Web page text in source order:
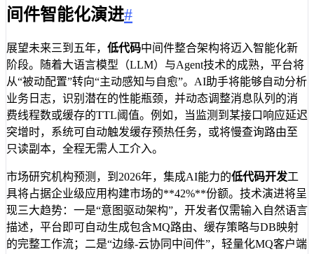
间件智能化演进#
展望未来三到五年， 低代码中间件整合架构将迈入智能化新
阶段。随着大语言模型（LLM）与Agent技术的成熟，平台将
从“被动配置”转向“主动感知与自愈”。AI助手将能够自动分析
业务日志，识别潜在的性能瓶颈，并动态调整消息队列的消
费线程数或缓存的TTL阈值。例如，当监测到某接口响应延迟
突增时，系统可自动触发缓存预热任务，或将慢查询路由至
只读副本，全程无需人工介入。
市场研究机构预测，到2026年，集成AI能力的低代码开发工
具将占据企业级应用构建市场的**42%**份额。技术演进将呈
现三大趋势：一是“意图驱动架构”，开发者仅需输入自然语言
描述，平台即可自动生成包含MQ路由、缓存策略与DB映射
的完整工作流；二是“边缘-云协同中间件”，轻量化MQ客户端